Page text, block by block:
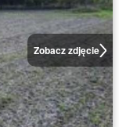
Zobacz zdjęcie